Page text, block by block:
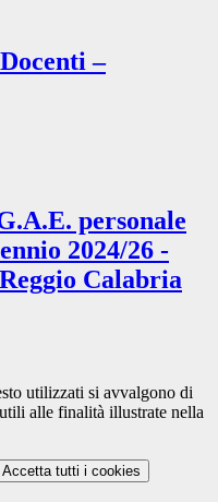
–
personale
2024/26 -
Calabria
utilizzati si avvalgono di
alle finalità illustrate nella
Accetta tutti i cookies